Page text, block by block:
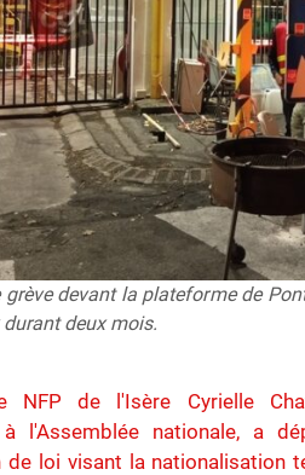
grève devant la plateforme de
durant deux mois.
NFP de l'Isère Cyrielle
l'Assemblée nationale, a
loi visant la nationalisation